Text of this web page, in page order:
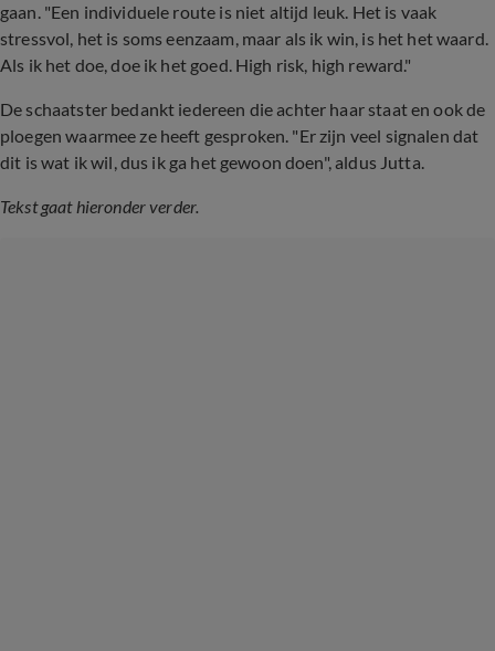
gaan. "Een individuele route is niet altijd leuk. Het is vaak
stressvol, het is soms eenzaam, maar als ik win, is het het waard.
Als ik het doe, doe ik het goed. High risk, high reward."
De schaatster bedankt iedereen die achter haar staat en ook de
ploegen waarmee ze heeft gesproken. "Er zijn veel signalen dat
dit is wat ik wil, dus ik ga het gewoon doen", aldus Jutta.
Tekst gaat hieronder verder.